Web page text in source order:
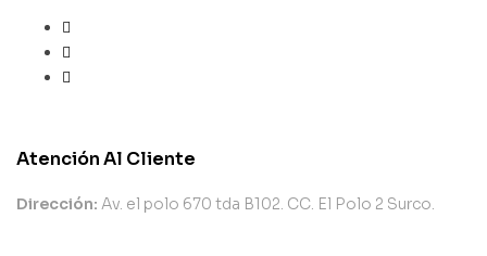
Atención Al Cliente
Dirección: Av. el polo 670 tda B102. CC. El Polo 2 Surco.